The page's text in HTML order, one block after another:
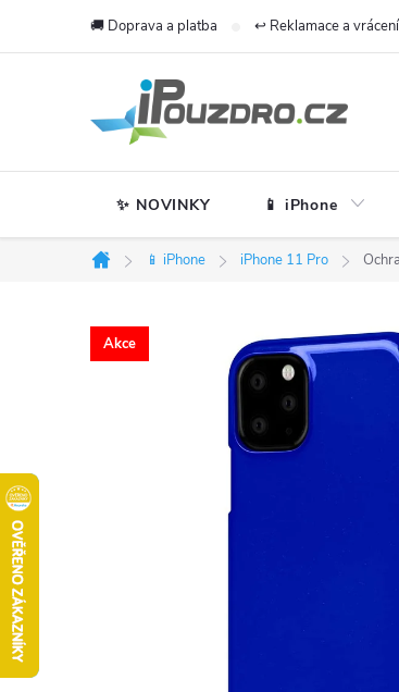
🚚 Doprava a platba ↩️ Reklamace a vrácení
✨ NOVINKY 📱 iPhone
Domů
📱 iPhone iPhone 11 Pro
Akce